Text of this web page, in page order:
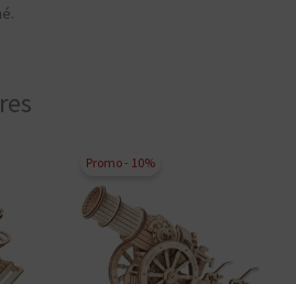
Promo - 10%